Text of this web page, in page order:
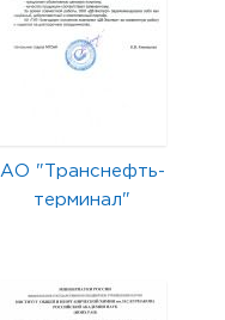
АО "Транснефть-
терминал"